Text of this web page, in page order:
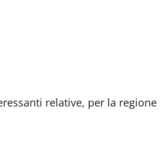
relative, per la regione